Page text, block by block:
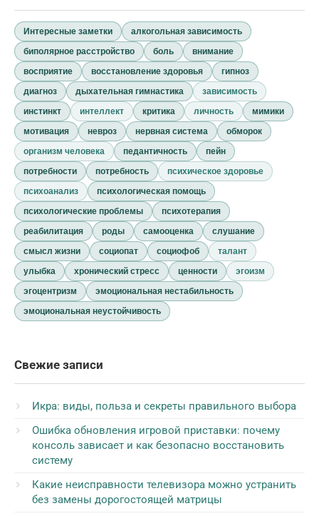
Интересные заметки
алкогольная зависимость
биполярное расстройство
боль
внимание
восприятие
восстановление здоровья
гипноз
диагноз
дыхательная гимнастика
зависимость
инстинкт
интеллект критика личность
мимики
мотивация
невроз нервная система
обморок
организм человека
педантичность
пейн
потребности
потребность
психическое здоровье
психоанализ
психологическая помощь
психологические проблемы
психотерапия
реабилитация
роды самооценка
слушание
смысл жизни
социопат социофоб
талант
улыбка
хронический стресс ценности
эгоизм
эгоцентризм
эмоциональная нестабильность
эмоциональная неустойчивость
Свежие записи
Икра: виды, польза и секреты правильного выбора
Ошибка обновления игровой приставки: почему
консоль зависает и как безопасно восстановить
систему
Какие неисправности телевизора можно устранить
без замены дорогостоящей матрицы